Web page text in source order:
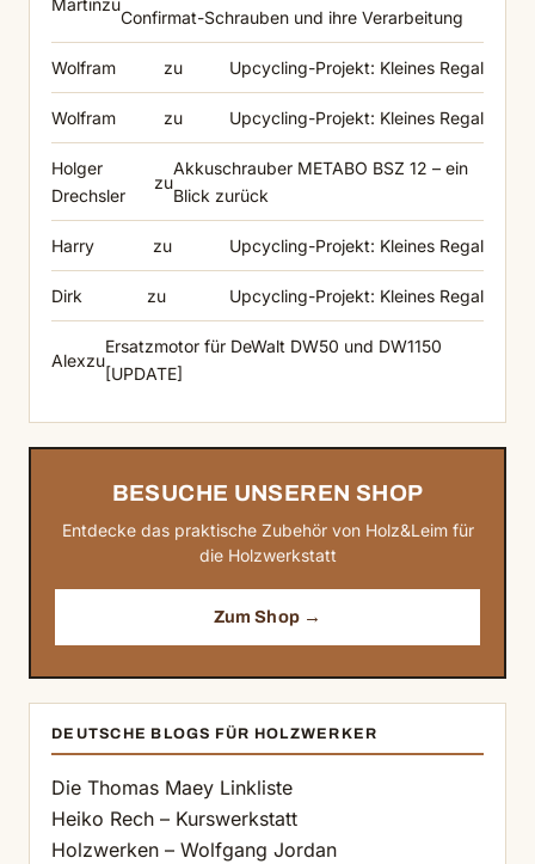
Confirmat-Schrauben und ihre Verarbeitung
Wolfram zu Upcycling-Projekt: Kleines Regal
Wolfram zu Upcycling-Projekt: Kleines Regal
Holger
Drechsler
zu
Akkuschrauber METABO BSZ 12 – ein
Blick zurück
Harry zu Upcycling-Projekt: Kleines Regal
Dirk zu Upcycling-Projekt: Kleines Regal
Alexzu
Ersatzmotor für DeWalt DW50 und DW1150
[UPDATE]
BESUCHE UNSEREN SHOP
Entdecke das praktische Zubehör von Holz&Leim für
die Holzwerkstatt
Zum Shop →
DEUTSCHE BLOGS FÜR HOLZWERKER
Die Thomas Maey Linkliste
Heiko Rech – Kurswerkstatt
Holzwerken – Wolfgang Jordan